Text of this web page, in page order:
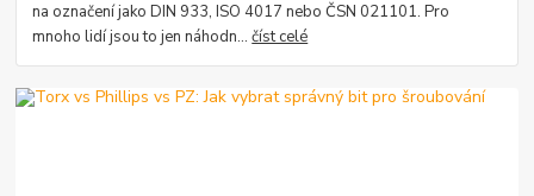
na označení jako DIN 933, ISO 4017 nebo ČSN 021101. Pro
mnoho lidí jsou to jen náhodn...číst celé